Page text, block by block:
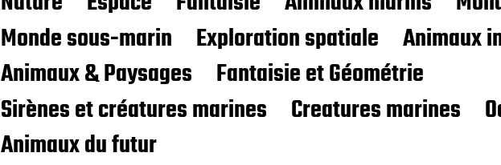
Monde sous-marin
Exploration spatiale
Animaux
Animaux & Paysages
Fantaisie et Géométrie
Sirènes et créatures marines
Creatures marines
Animaux du futur